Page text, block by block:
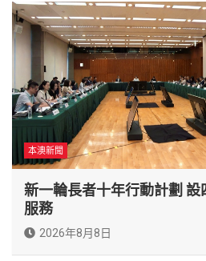
本澳新聞
新一輪長者十年行動計劃
服務
2026年8月8日